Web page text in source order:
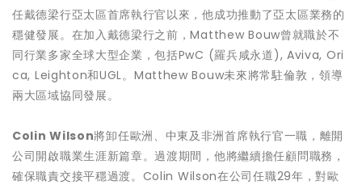
任戴德梁行亞太區首席執行官以來，他成功推動了亞太區業務的
穩健發展。在加入戴德梁行之前，Matthew Bouw曾就職於不
同行業多家全球大型企業，包括PwC (羅兵咸永道), Aviva, Ori
ca, Leighton和UGL。Matthew Bouw未來將常駐倫敦，領導
兩大區域協同發展。
Colin Wilson將卸任歐洲、中東及非洲首席執行官一職，離開
公司開啟職業生涯新篇章。過渡期間，他將繼續擔任顧問職務，
確保職責交接平穩過渡。Colin Wilson在公司任職29年，對歐